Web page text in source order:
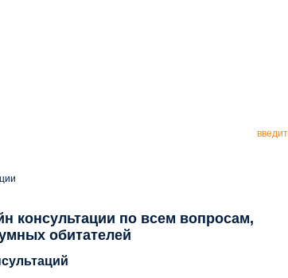
консультации по всем вопросам,
обитателей